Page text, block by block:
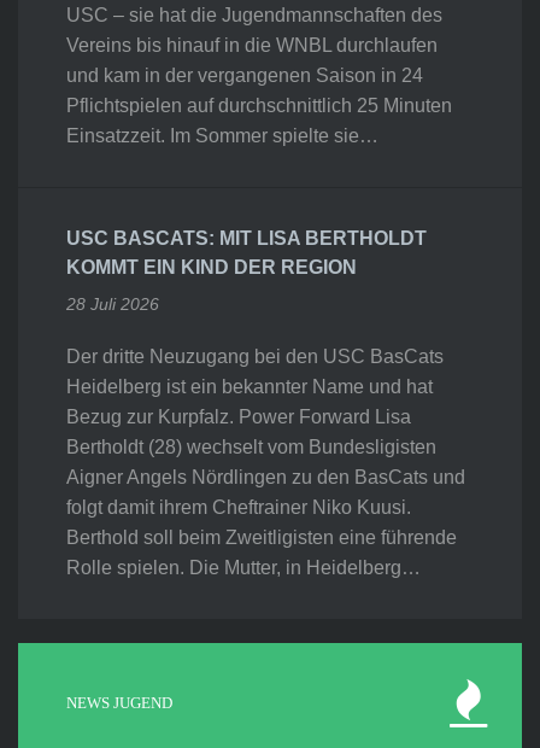
USC – sie hat die Jugendmannschaften des
Vereins bis hinauf in die WNBL durchlaufen
und kam in der vergangenen Saison in 24
Pflichtspielen auf durchschnittlich 25 Minuten
Einsatzzeit. Im Sommer spielte sie…
USC BASCATS: MIT LISA BERTHOLDT
KOMMT EIN KIND DER REGION
28 Juli 2026
Der dritte Neuzugang bei den USC BasCats
Heidelberg ist ein bekannter Name und hat
Bezug zur Kurpfalz. Power Forward Lisa
Bertholdt (28) wechselt vom Bundesligisten
Aigner Angels Nördlingen zu den BasCats und
folgt damit ihrem Cheftrainer Niko Kuusi.
Berthold soll beim Zweitligisten eine führende
Rolle spielen. Die Mutter, in Heidelberg…
NEWS JUGEND